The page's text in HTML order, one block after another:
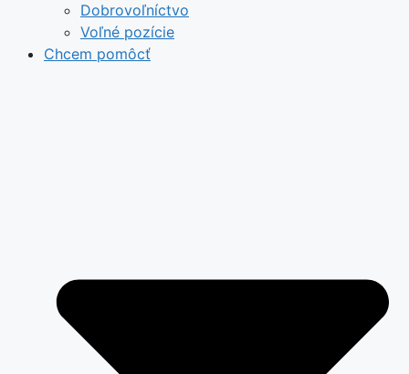
Dobrovoľníctvo
Voľné pozície
Chcem pomôcť